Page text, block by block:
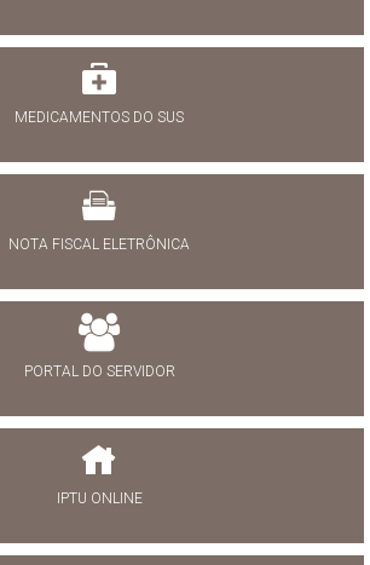
MEDICAMENTOS DO SUS
NOTA FISCAL ELETRÔNICA
PORTAL DO SERVIDOR
IPTU ONLINE